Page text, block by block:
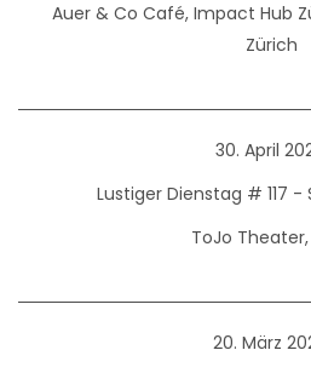
Auer & Co Café, Impact Hub
Zürich
30. April
Lustiger Dienstag # 117 -
ToJo Theater,
20. März